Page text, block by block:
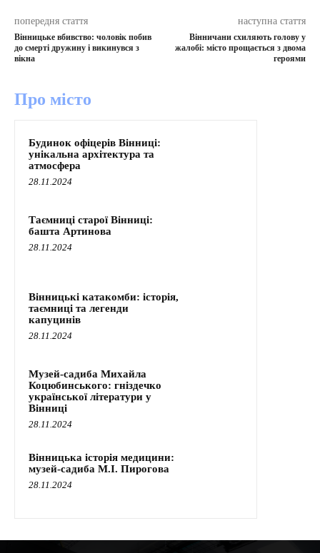
попередня стаття
Вінницьке вбивство: чоловік побив
до смерті дружину і викинувся з
вікна
наступна стаття
Вінничани схиляють голову у
жалобі: місто прощається з двома
героями
Про місто
Будинок офіцерів Вінниці:
унікальна архітектура та
атмосфера
28.11.2024
Таємниці старої Вінниці:
башта Артинова
28.11.2024
Вінницькі катакомби: історія,
таємниці та легенди
капуцинів
28.11.2024
Музей-садиба Михайла
Коцюбинського: гніздечко
української літератури у
Вінниці
28.11.2024
Вінницька історія медицини:
музей-садиба М.І. Пирогова
28.11.2024